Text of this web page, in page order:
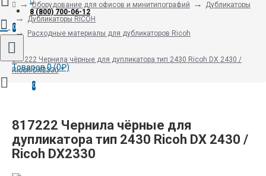
8 (800) 700-06-12
0
Товаров 0 (0₽)
0
Оборудование для офисов и минитипографий
Дубликаторы
Дубликаторы RICOH
Расходные материалы для дубликаторов Ricoh
817222 Чернила чёрные для дупликатора тип 2430 Ricoh DX 2430 /
Ricoh DX2330
817222 Чернила чёрные для
дупликатора тип 2430 Ricoh DX 2430 /
Ricoh DX2330